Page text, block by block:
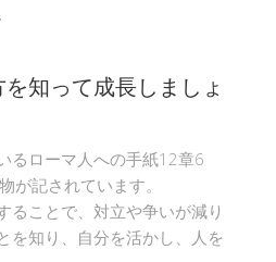
知って成長しましょ
るローマ人への手紙12章6
が記されています。
ることで、対立や争いが減り
を知り、自分を活かし、人を